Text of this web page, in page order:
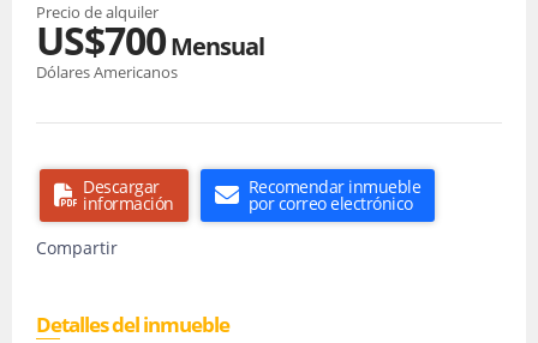
Precio de alquiler
US$700Mensual
Dólares Americanos
Descargar
información
Recomendar inmueble
por correo electrónico
Compartir
Detalles del inmueble